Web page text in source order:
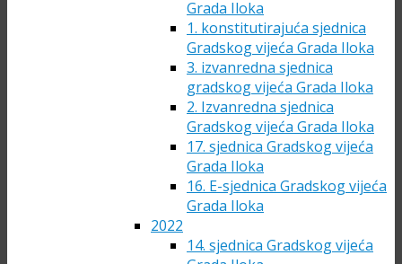
Grada Iloka
1. konstitutirajuća sjednica
Gradskog vijeća Grada Iloka
3. izvanredna sjednica
gradskog vijeća Grada Iloka
2. Izvanredna sjednica
Gradskog vijeća Grada Iloka
17. sjednica Gradskog vijeća
Grada Iloka
16. E-sjednica Gradskog vijeća
Grada Iloka
2022
14. sjednica Gradskog vijeća